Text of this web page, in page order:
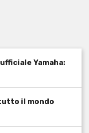
Yamaha:
il mondo